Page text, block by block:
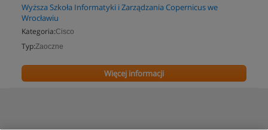
Wyższa Szkoła Informatyki i Zarządzania Copernicus we
Wrocławiu
Kategoria:Cisco
Typ:Zaoczne
Więcej informacji